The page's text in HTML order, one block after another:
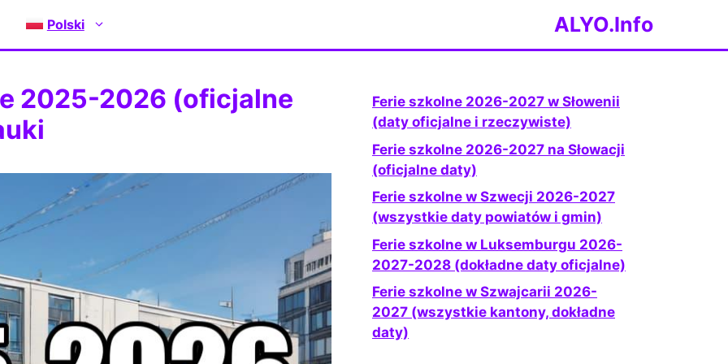
ALYO.Info
Polski
2025-2026 (oficjalne
Ferie szkolne 2026-2027 w Słowenii
(daty oficjalne i rzeczywiste)
Ferie szkolne 2026-2027 na Słowacji
(oficjalne daty)
Ferie szkolne w Szwecji 2026-2027
(wszystkie daty powiatów i gmin)
Ferie szkolne w Luksemburgu 2026-
2027-2028 (dokładne daty oficjalne)
Ferie szkolne w Szwajcarii 2026-
2027 (wszystkie kantony, dokładne
daty)